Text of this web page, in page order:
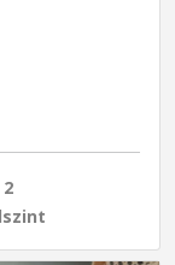
2